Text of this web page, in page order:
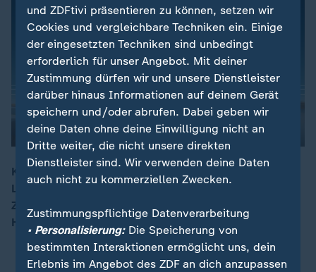
Kanzlerin Merkel und der chinesische Regierungschef
Li treffen sich in Berlin, um über die wirtschaftliche
Zusammenarbeit, gerade in Anbetracht der US-
Handelspolitik, zu beraten.
und ZDFtivi präsentieren zu können, setzen wir
Cookies und vergleichbare Techniken ein. Einige
der eingesetzten Techniken sind unbedingt
erforderlich für unser Angebot. Mit deiner
Zustimmung dürfen wir und unsere Dienstleister
darüber hinaus Informationen auf deinem Gerät
speichern und/oder abrufen. Dabei geben wir
deine Daten ohne deine Einwilligung nicht an
Dritte weiter, die nicht unsere direkten
Dienstleister sind. Wir verwenden deine Daten
auch nicht zu kommerziellen Zwecken.
Zustimmungspflichtige Datenverarbeitung
• Personalisierung:Die Speicherung von
bestimmten Interaktionen ermöglicht uns, dein
Erlebnis im Angebot des ZDF an dich anzupassen